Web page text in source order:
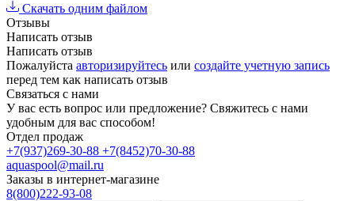
Скачать одним файлом
Отзывы
Написать отзыв
Написать отзыв
Пожалуйста авторизируйтесь или создайте учетную запись
перед тем как написать отзыв
Связаться с нами
У вас есть вопрос или предложение? Свяжитесь с нами
удобным для вас способом!
Отдел продаж
+7(937)269-30-88 +7(8452)70-30-88
aquaspool@mail.ru
Заказы в интернет-магазине
8(800)222-93-08